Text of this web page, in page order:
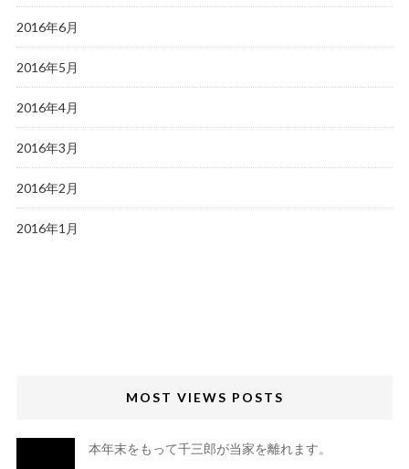
2016年6月
2016年5月
2016年4月
2016年3月
2016年2月
2016年1月
MOST VIEWS POSTS
本年末をもって千三郎が当家を離れます。